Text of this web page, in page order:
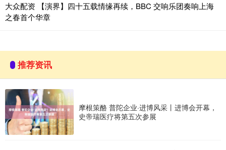
大众配资 【演界】四十五载情缘再续，BBC 交响乐团奏响上海
之春首个华章
推荐资讯
摩根策酪 普陀企业·进博风采丨进博会开幕，
史帝瑞医疗将第五次参展